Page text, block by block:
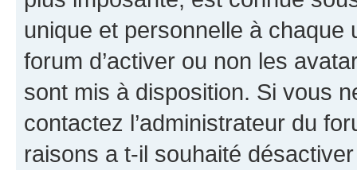
unique et personnelle à chaque
forum d’activer ou non les
sont mis à disposition. Si vous
contactez l’administrateur du
raisons a t-il souhaité